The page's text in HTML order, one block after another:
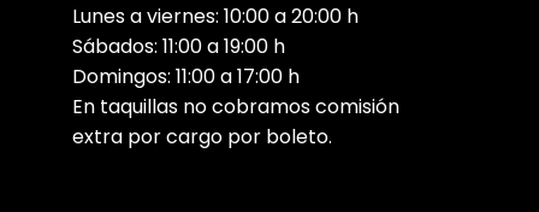
Lunes a viernes: 10:00 a 20:00 h
Sábados: 11:00 a 19:00 h
Domingos: 11:00 a 17:00 h
En taquillas no cobramos comisión
extra por cargo por boleto.